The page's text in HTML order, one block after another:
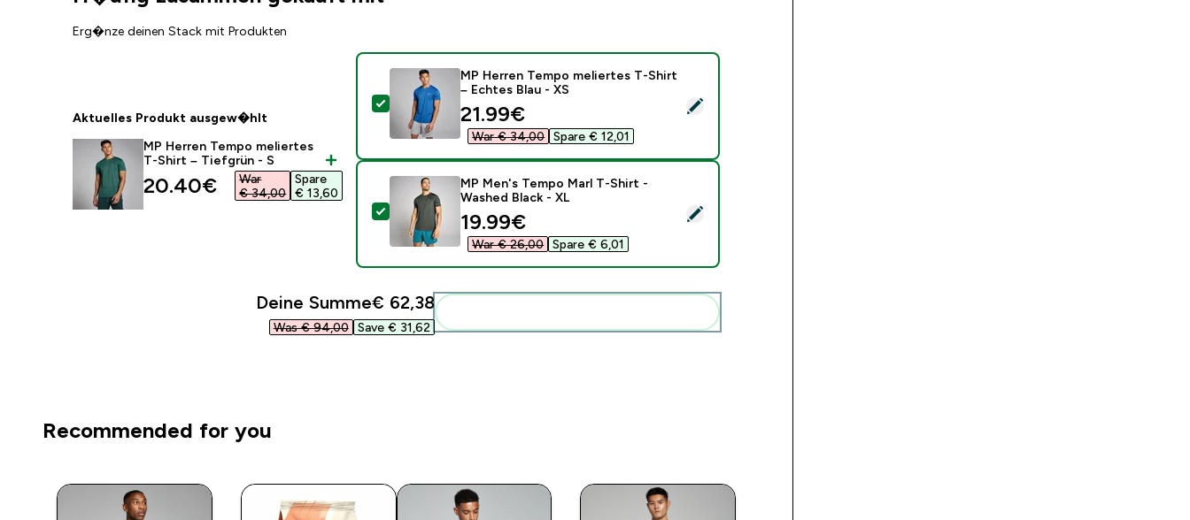
Erg�nze deinen Stack mit Produkten
Aktuelles Produkt ausgew�hlt
MP Herren Tempo meliertes
T-Shirt – Tiefgrün - S
discounted price
20.40€‎
War
€ 34,00‎
Spare
€ 13,60‎
Dieses Produkt ausw�hlen - MP Herren Tempo meliertes T-Shirt – Echtes Blau - XS
MP Herren Tempo meliertes T-Shirt
– Echtes Blau - XS
discounted price
21.99€‎
War € 34,00‎ Spare € 12,01‎
Dieses Produkt ausw�hlen - MP Men's Tempo Marl T-Shirt - Washed Black - XL
MP Men's Tempo Marl T-Shirt -
Washed Black - XL
discounted price
19.99€‎
War € 26,00‎ Spare € 6,01‎
Deine Summe€ 62,38‎
Was € 94,00‎ Save € 31,62‎
Recommended for you